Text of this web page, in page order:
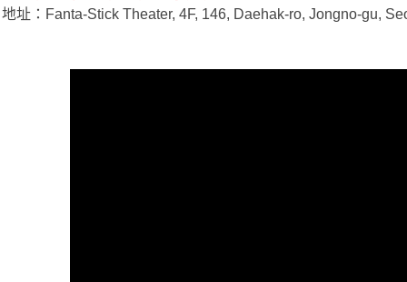
地址：Fanta-Stick Theater, 4F, 146, Daehak-ro, Jongno-gu,